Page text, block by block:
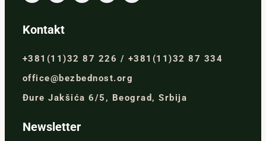
Kontakt
+381(11)32 87 226 / +381(11)32 87 334
office@bezbednost.org
Đure Jakšića 6/5, Beograd, Srbija
Newsletter